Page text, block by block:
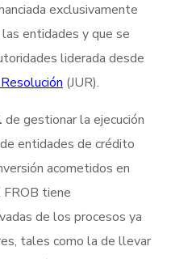
exclusivamente
entidades y que se
liderada desde
(JUR).
de gestionar la ejecución
entidades de crédito
acometidos en
tiene
de los procesos ya
tales como la de llevar